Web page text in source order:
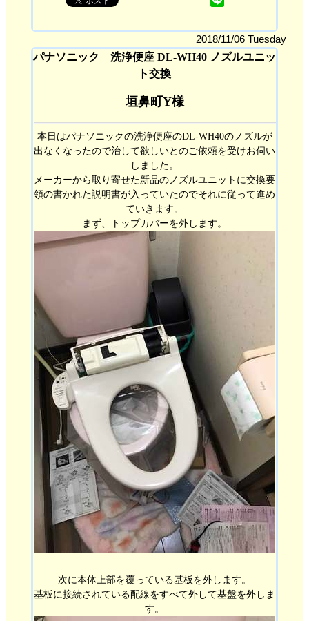
2018/11/06 Tuesday
パナソニック 洗浄便座 DL-WH40 ノズルユニッ
ト交換
垣鼻町Y様
本日はパナソニックの洗浄便座のDL-WH40のノズルが
出なくなったので治して欲しいとのご依頼を受けお伺い
しました。
メーカーから取り寄せた新品のノズルユニットに交換要
領の書かれた説明書が入っていたのでそれに従って進め
ていきます。
まず、トップカバーを外します。
次に本体上部を覆っている基板を外します。
基板に接続されている配線をすべて外して基盤を外しま
す。